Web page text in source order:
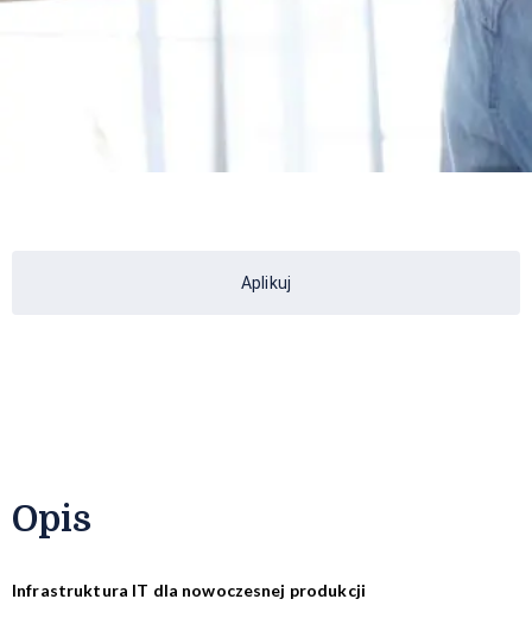
Aplikuj
Opis
Infrastruktura IT dla nowoczesnej produkcji